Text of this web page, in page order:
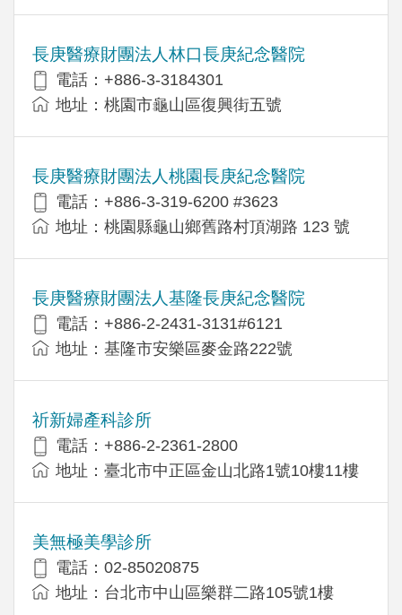
長庚醫療財團法人林口長庚紀念醫院
電話：+886-3-3184301
地址：桃園市龜山區復興街五號
長庚醫療財團法人桃園長庚紀念醫院
電話：+886-3-319-6200 #3623
地址：桃園縣龜山鄉舊路村頂湖路 123 號
長庚醫療財團法人基隆長庚紀念醫院
電話：+886-2-2431-3131#6121
地址：基隆市安樂區麥金路222號
祈新婦產科診所
電話：+886-2-2361-2800
地址：臺北市中正區金山北路1號10樓11樓
美無極美學診所
電話：02-85020875
地址：台北市中山區樂群二路105號1樓